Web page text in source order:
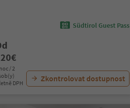
Südtirol Guest Pass
/ 2
DPH
Zkontrolovat dostupnost